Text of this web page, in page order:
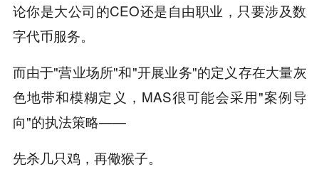
论你是大公司的CEO还是自由职业，只要涉及数
字代币服务。
而由于"营业场所"和"开展业务"的定义存在大量灰
色地带和模糊定义，MAS很可能会采用"案例导
向"的执法策略——
先杀几只鸡，再儆猴子。